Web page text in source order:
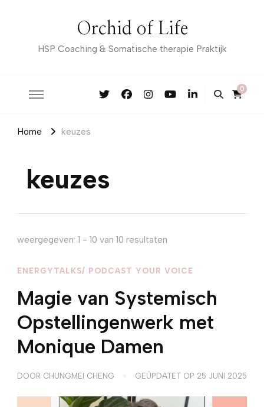
Orchid of Life
HSP Coaching & Somatische therapie Praktijk
0
Home keuzes
keuzes
weergegeven: 1 - 10 van 10 resultaten
ENERGYTALKS/ PODCAST YOUR VOICE
Magie van Systemisch
Opstellingenwerk met
Monique Damen
DOOR CHUNGMEI CHENG GEÜPDATET OP 25 JUNI 2025